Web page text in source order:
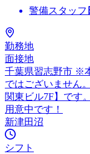
警備スタッフ
勤務地
面接地
千葉県習志野市 ※
ではございません
関東ビル7F】です
用意中です！
新津田沼
シフト